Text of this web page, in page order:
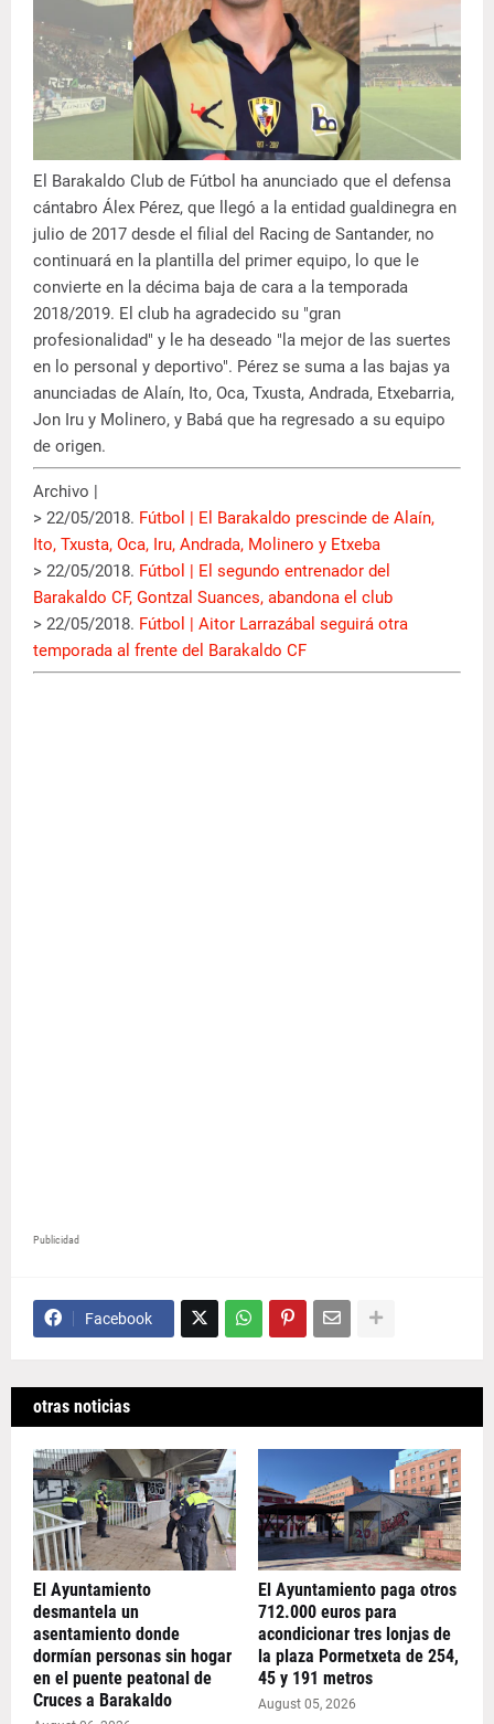
El Barakaldo Club de Fútbol ha anunciado que el defensa
cántabro Álex Pérez, que llegó a la entidad gualdinegra en
julio de 2017 desde el filial del Racing de Santander, no
continuará en la plantilla del primer equipo, lo que le
convierte en la décima baja de cara a la temporada
2018/2019. El club ha agradecido su "gran
profesionalidad" y le ha deseado "la mejor de las suertes
en lo personal y deportivo". Pérez se suma a las bajas ya
anunciadas de Alaín, Ito, Oca, Txusta, Andrada, Etxebarria,
Jon Iru y Molinero, y Babá que ha regresado a su equipo
de origen.
Archivo |
> 22/05/2018. Fútbol | El Barakaldo prescinde de Alaín,
Ito, Txusta, Oca, Iru, Andrada, Molinero y Etxeba
> 22/05/2018. Fútbol | El segundo entrenador del
Barakaldo CF, Gontzal Suances, abandona el club
> 22/05/2018. Fútbol | Aitor Larrazábal seguirá otra
temporada al frente del Barakaldo CF
Publicidad
Facebook
otras noticias
El Ayuntamiento
desmantela un
asentamiento donde
dormían personas sin hogar
en el puente peatonal de
Cruces a Barakaldo
El Ayuntamiento paga otros
712.000 euros para
acondicionar tres lonjas de
la plaza Pormetxeta de 254,
45 y 191 metros
August 05, 2026